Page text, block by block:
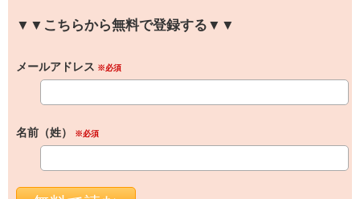
▼▼こちらから無料で登録する▼▼
メールアドレス ※必須
名前（姓） ※必須